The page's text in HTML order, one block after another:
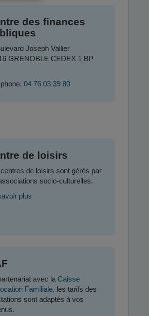
des finances
Joseph Vallier
GRENOBLE CEDEX 1 BP
04 76 03 39 80
de loisirs
de loisirs sont gérés par
socio-culturelles.
plus
avec la Caisse
Familiale, les tarifs des
sont adaptés à vos